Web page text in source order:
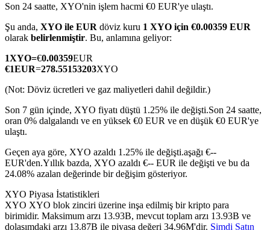
Kripto Para Vadeli İşlemleri
Hisse senetleri, döviz, değerli metaller ve emtia türevleri
USDC Vadeli İşlemleri
USDC'yi teminat olarak kullanan vadeli işlemler
Son 24 saatte, XYO'nin işlem hacmi €0 EUR'ye ulaştı.
Şu anda, XYO ile EUR döviz kuru 1 XYO için €0.00359 EUR
olarak belirlenmiştir. Bu, anlamına geliyor:
1XYO=€0.00359EUR
€1EUR=278.55153203XYO
(Not: Döviz ücretleri ve gaz maliyetleri dahil değildir.)
Son 7 gün içinde, XYO fiyatı düştü 1.25% ile değişti.Son 24 saatte,
oran 0% dalgalandı ve en yüksek €0 EUR ve en düşük €0 EUR'ye
ulaştı.
Geçen aya göre, XYO azaldı 1.25% ile değişti.aşağı €--
EUR'den.Yıllık bazda, XYO azaldı €-- EUR ile değişti ve bu da
24.08% azalan değerinde bir değişim gösteriyor.
XYO Piyasa İstatistikleri
XYO XYO blok zinciri üzerine inşa edilmiş bir kripto para
birimidir. Maksimum arzı 13.93B, mevcut toplam arzı 13.93B ve
dolaşımdaki arzı 13.87B ile piyasa değeri 34.96M'dir. Şimdi Satın